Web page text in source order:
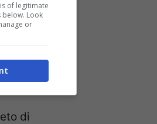
di
of legitimate
below. Look
or